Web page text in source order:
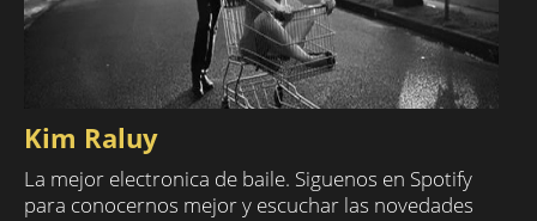
Kim Raluy
La mejor electronica de baile. Siguenos en Spotify
para conocernos mejor y escuchar las novedades